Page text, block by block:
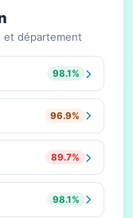
et département
98.1%
96.9%
89.7%
98.1%